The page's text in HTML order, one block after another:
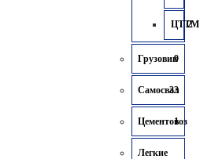
ЦТТМ
2
Грузовик
9
Самосвал
33
Цементовоз
1
Легкие